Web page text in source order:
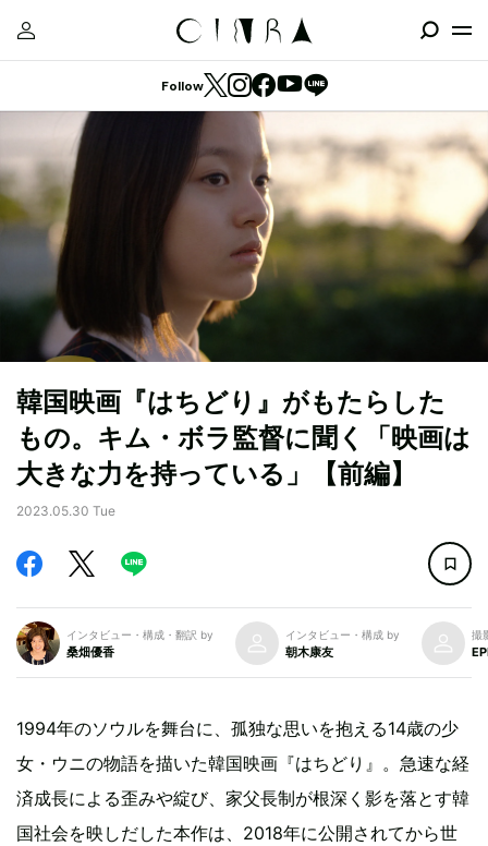
Follow
韓国映画『はちどり』がもたらした
もの。キム・ボラ監督に聞く「映画は
大きな力を持っている」【前編】
2023.05.30 Tue
インタビュー・構成・翻訳 by
桑畑優香
インタビュー・構成 by
朝木康友
撮
1994年のソウルを舞台に、孤独な思いを抱える14歳の少
女・ウニの物語を描いた韓国映画『はちどり』。急速な経
済成長による歪みや綻び、家父長制が根深く影を落とす韓
国社会を映しだした本作は、2018年に公開されてから世